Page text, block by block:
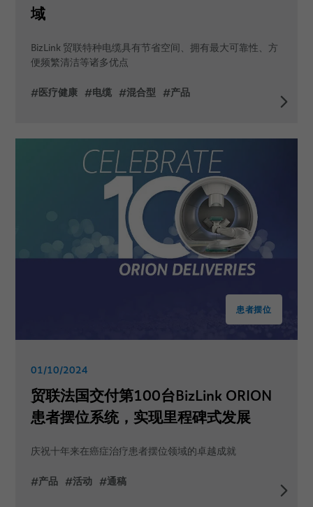
域
BizLink 贸联特种电缆具有节省空间、拥有最大可靠性、方
便频繁清洁等诸多优点
#医疗健康 #电缆 #混合型 #产品
患者摆位
01/10/2024
贸联法国交付第100台BizLink ORION
患者摆位系统，实现里程碑式发展
庆祝十年来在癌症治疗患者摆位领域的卓越成就
#产品 #活动 #通稿